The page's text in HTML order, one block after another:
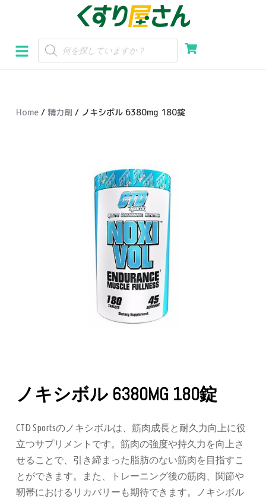
ン
テ
スHome / 精力剤 / ノキシボル 6380mg 180錠
ノキシボル 6380MG 180錠
CTD Sportsのノキシボルは、筋肉成長と耐久力向上に役
立つサプリメントです。筋肉の強度や持久力を向上さ
せることで、引き締まった脂肪のない筋肉を目指すこ
とができます。また、トレーニング後の筋肉、関節や
靭帯におけるリカバリーも期待できます。ノキシボル